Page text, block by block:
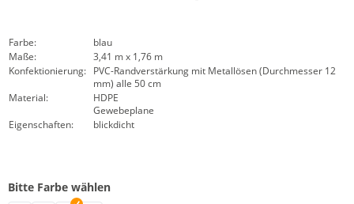
Farbe:
blau
Maße:
3,41 m x 1,76 m
Konfektionierung: PVC-Randverstärkung mit Metallösen (Durchmesser 12
mm) alle 50 cm
Material:
HDPE
Gewebeplane
Eigenschaften:
blickdicht
Bitte Farbe wählen